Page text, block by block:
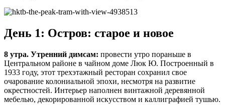
День 1: Остров: старое и новое
8 утра. Утренний димсам: провести утро пораньше в
Центральном районе в чайном доме Люк Ю. Построенный в
1933 году, этот трехэтажный ресторан сохранил свое
очарование колониальной эпохи, несмотря на развитие
окрестностей. Интерьер наполнен винтажной деревянной
мебелью, декорированной искусством и каллиграфией тушью.